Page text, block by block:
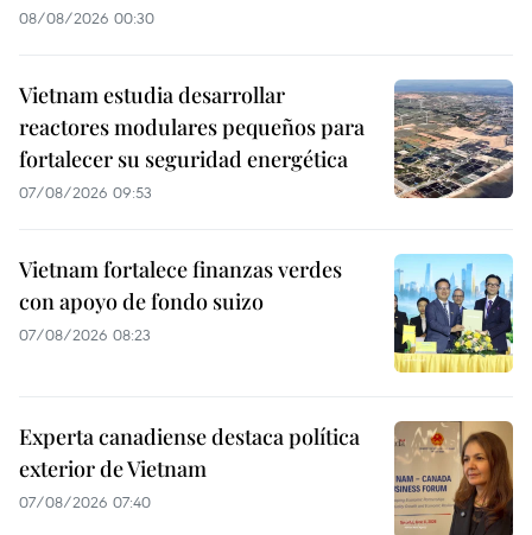
08/08/2026 00:30
Vietnam estudia desarrollar
reactores modulares pequeños para
fortalecer su seguridad energética
07/08/2026 09:53
Vietnam fortalece finanzas verdes
con apoyo de fondo suizo
07/08/2026 08:23
Experta canadiense destaca política
exterior de Vietnam
07/08/2026 07:40